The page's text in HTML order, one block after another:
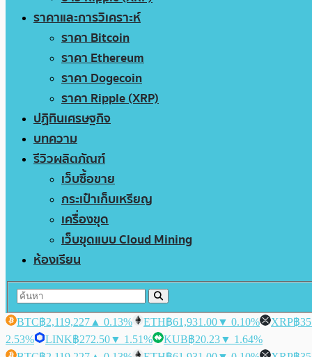
ราคาและการวิเคราะห์
ราคา Bitcoin
ราคา Ethereum
ราคา Dogecoin
ราคา Ripple (XRP)
ปฏิทินเศรษฐกิจ
บทความ
รีวิวผลิตภัณฑ์
เว็บซื้อขาย
กระเป๋าเก็บเหรียญ
เครื่องขุด
เว็บขุดแบบ Cloud Mining
ห้องเรียน
BTC฿2,119,227 ▲ 0.13% ETH฿61,931.00▼ 0.10% XRP฿
2.53%
LINK฿272.50▼ 1.51% KUB฿20.23▼ 1.64%